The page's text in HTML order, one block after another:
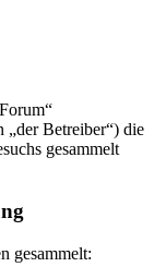
„der Betreiber“) die
gesammelt
gesammelt: